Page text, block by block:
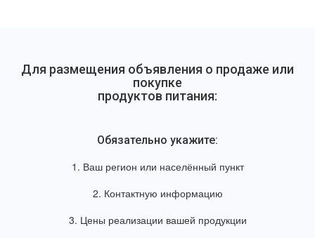
Для размещения объявления о продаже или
покупке
продуктов питания:
Обязательно укажите:
1. Ваш регион или населённый пункт
2. Контактную информацию
3. Цены реализации вашей продукции